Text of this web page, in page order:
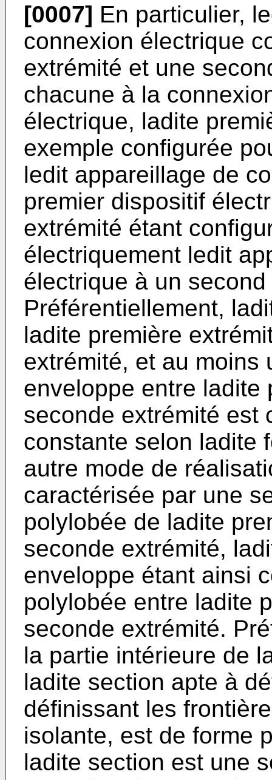
[0007] En particulier,
connexion électrique
extrémité et une
chacune à la
électrique, ladite
exemple configurée
ledit appareillage de
premier dispositif
extrémité étant
électriquement ledit
électrique à un
Préférentiellement,
ladite première
extrémité, et au moins
enveloppe entre ladite
seconde extrémité est
constante selon ladite
autre mode de
caractérisée par une
polylobée de ladite
seconde extrémité,
enveloppe étant ainsi
polylobée entre ladite
seconde extrémité.
la partie intérieure de
ladite section apte à
définissant les
isolante, est de forme
ladite section est une